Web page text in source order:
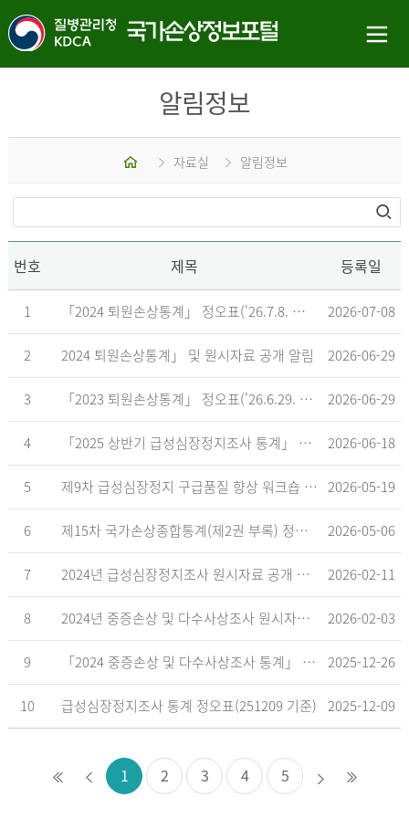
알림정보
홈 자료실 알림정보
번호 제목 등록일
1 「2024 퇴원손상통계」 정오표('26.7.8. 기준) 2026-07-08
2 2024 퇴원손상통계」 및 원시자료 공개 알림 2026-06-29
3 「2023 퇴원손상통계」 정오표('26.6.29. 기준) 2026-06-29
4 「2025 상반기 급성심장정지조사 통계」 공표 2026-06-18
5 제9차 급성심장정지 구급품질 향상 워크숍 개최 안내 2026-05-19
6 제15차 국가손상종합통계(제2권 부록) 정오표('26.5.18. 기준) 2026-05-06
7 2024년 급성심장정지조사 원시자료 공개 알림 2026-02-11
8 2024년 중증손상 및 다수사상조사 원시자료 공개 알림 2026-02-03
9 「2024 중증손상 및 다수사상조사 통계」 공표 2025-12-26
10 급성심장정지조사 통계 정오표(251209 기준) 2025-12-09
1 2 3 4 5